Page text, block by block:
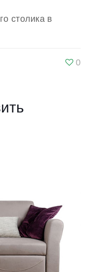
столика в
0